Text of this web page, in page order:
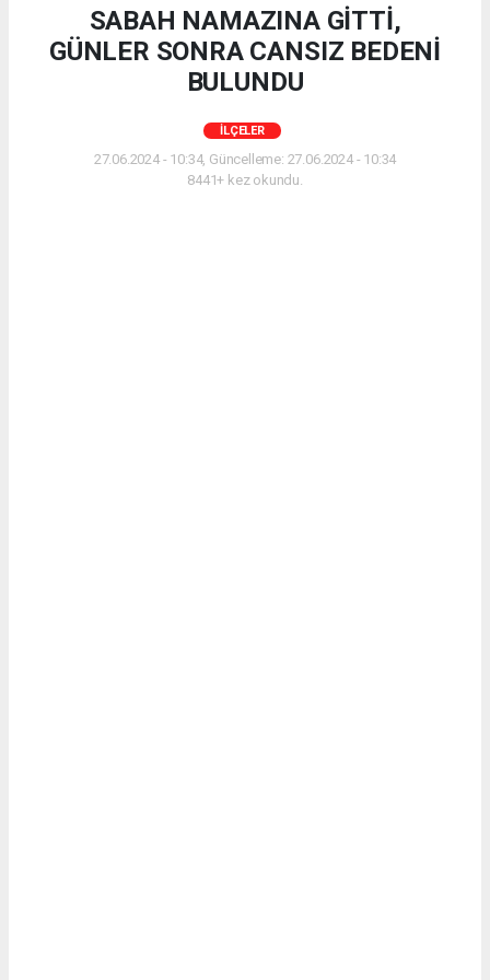
SABAH NAMAZINA GİTTİ,
GÜNLER SONRA CANSIZ BEDENİ
BULUNDU
İLÇELER
27.06.2024 - 10:34, Güncelleme: 27.06.2024 - 10:34
8441+ kez okundu.